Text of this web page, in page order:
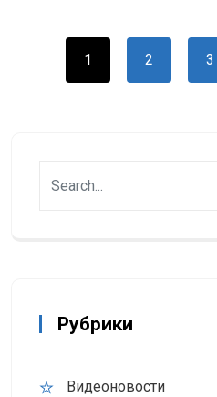
1 2 3
Рубрики
Видеоновости